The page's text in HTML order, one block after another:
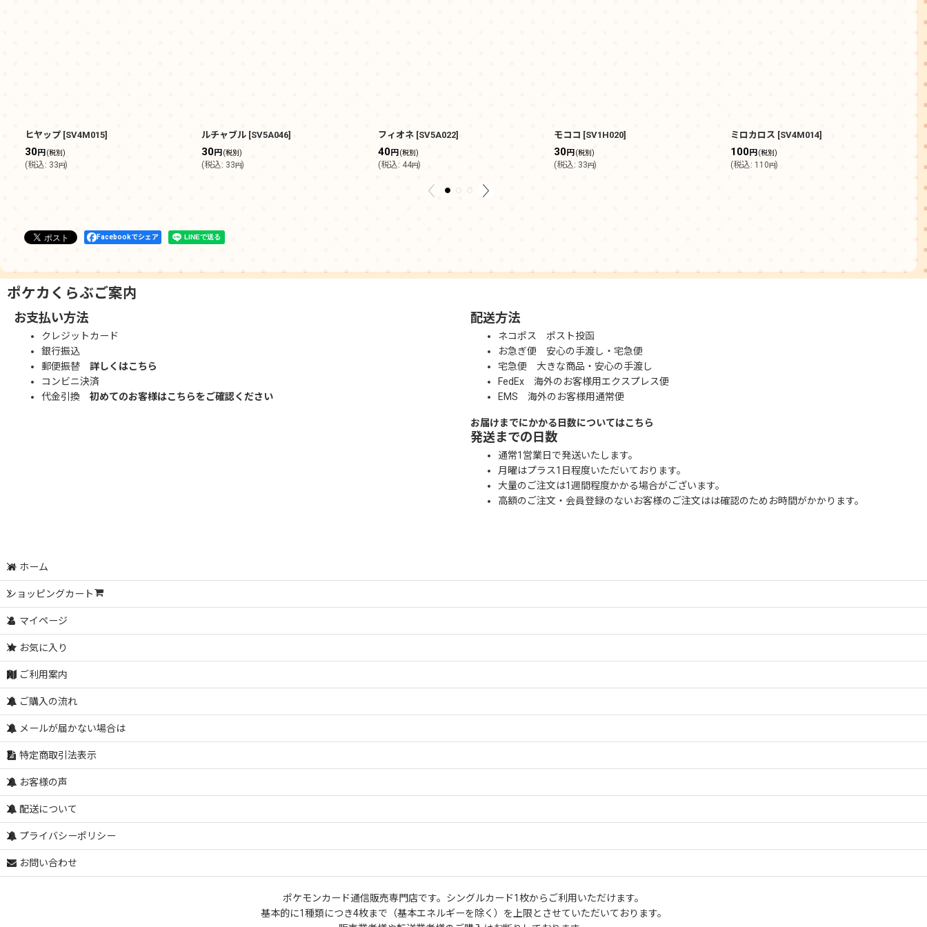
ヒヤップ [SV4M015]
30円(税別)
(税込: 33円)
ルチャブル [SV5A046]
30円 (税別)
(税込: 33円)
フィオネ [SV5A022]
40円 (税別)
(税込: 44円)
モココ [SV1H020]
30円(税別)
(税込: 33円)
ミロカロス [SV4M014]
100円(税別)
(税込: 110円)
デ
税込
Facebookでシェア
ポケカくらぶご案内
お支払い方法
クレジットカード
銀行振込
郵便振替 詳しくはこちら
コンビニ決済
代金引換 初めてのお客様はこちらをご確認ください
配送方法
ネコポス ポスト投函
お急ぎ便 安心の手渡し・宅急便
宅急便 大きな商品・安心の手渡し
FedEx 海外のお客様用エクスプレス便
EMS 海外のお客様用通常便
お届けまでにかかる日数についてはこちら
発送までの日数
通常1営業日で発送いたします。
月曜はプラス1日程度いただいております。
大量のご注文は1週間程度かかる場合がございます。
高額のご注文・会員登録のないお客様のご注文はは確認のためお時間がかかります。
ホーム
ショッピングカート
マイページ
お気に入り
ご利用案内
ご購入の流れ
メールが届かない場合は
特定商取引法表示
お客様の声
配送について
プライバシーポリシー
お問い合わせ
ポケモンカード通信販売専門店です。シングルカード1枚からご利用いただけます。
基本的に1種類につき4枚まで（基本エネルギーを除く）を上限とさせていただいております。